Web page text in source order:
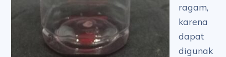
ragam,
karena
dapat
digunak